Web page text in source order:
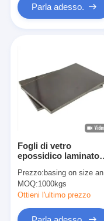
Doppio nastro
Nastro adesivo
Colata di
Tavola di
Parla adesso.
Fogli di vetro
epossidico laminato
classe H per
isolamento elettrico
Prezzo:basing on size and quantity
MOQ:1000kgs
Ottieni l'ultimo prezzo